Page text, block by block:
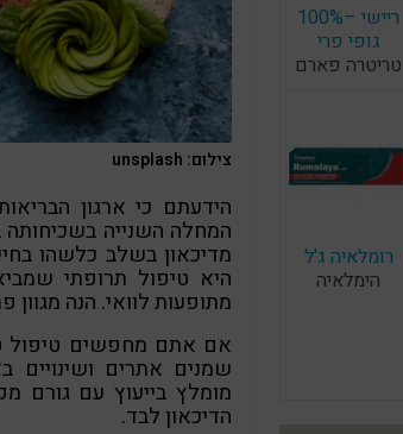
ריישי –100%
גופי פרי
טריטרה פארם
רומלאיה ג'ל
הימלאיה
צילום: unsplash
מדיכאון בשלב כלשהו
היא טיפול תרופתי
מתופעות לוואי. הנה
אם אתם מחפשים טיפול
שמנים אתרים ושינויים
מומלץ בייעוץ עם
הדיכאון לבד.